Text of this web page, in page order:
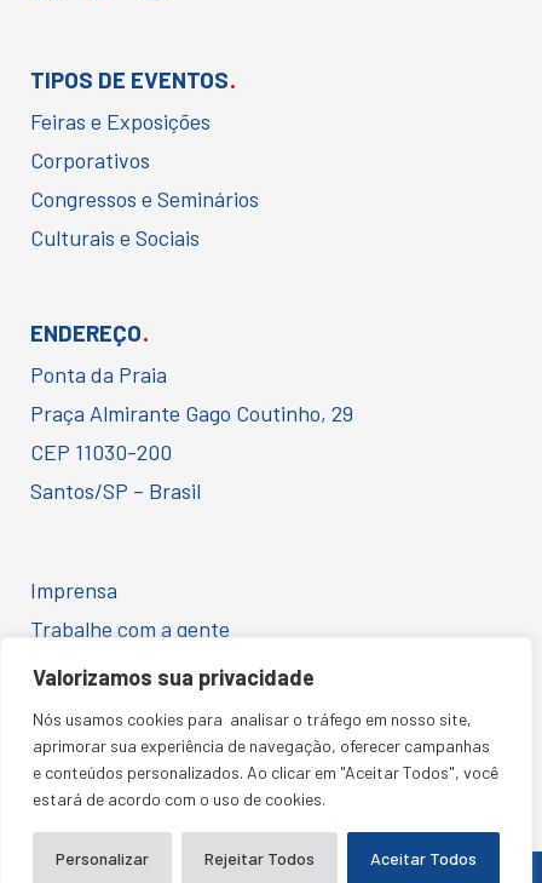
Valorizamos sua privacidade
Nós usamos cookies para analisar o tráfego em nosso site,
aprimorar sua experiência de navegação, oferecer campanhas
e conteúdos personalizados. Ao clicar em "Aceitar Todos", você
estará de acordo com o uso de cookies.
Personalizar Rejeitar Todos Aceitar Todos
TIPOS DE EVENTOS.
Feiras e Exposições
Corporativos
Congressos e Seminários
Culturais e Sociais
ENDEREÇO.
Ponta da Praia
Praça Almirante Gago Coutinho, 29
CEP 11030-200
Santos/SP – Brasil
Imprensa
Trabalhe com a gente
Ética e Conformidade
Código de Conduta para Fornecedores
Política de Privacidade